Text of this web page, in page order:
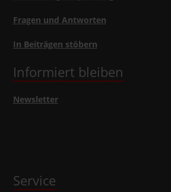
Fragen und Antworten
In Beiträgen stöbern
Informiert bleiben
Newsletter
Service